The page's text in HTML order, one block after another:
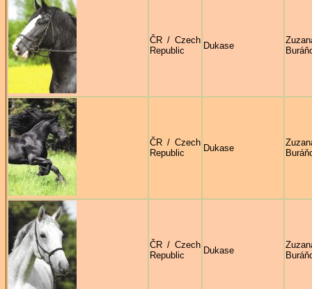
ČR / Czech
Republic
Dukase
ČR / Czech
Republic
Dukase
ČR / Czech
Republic
Dukase